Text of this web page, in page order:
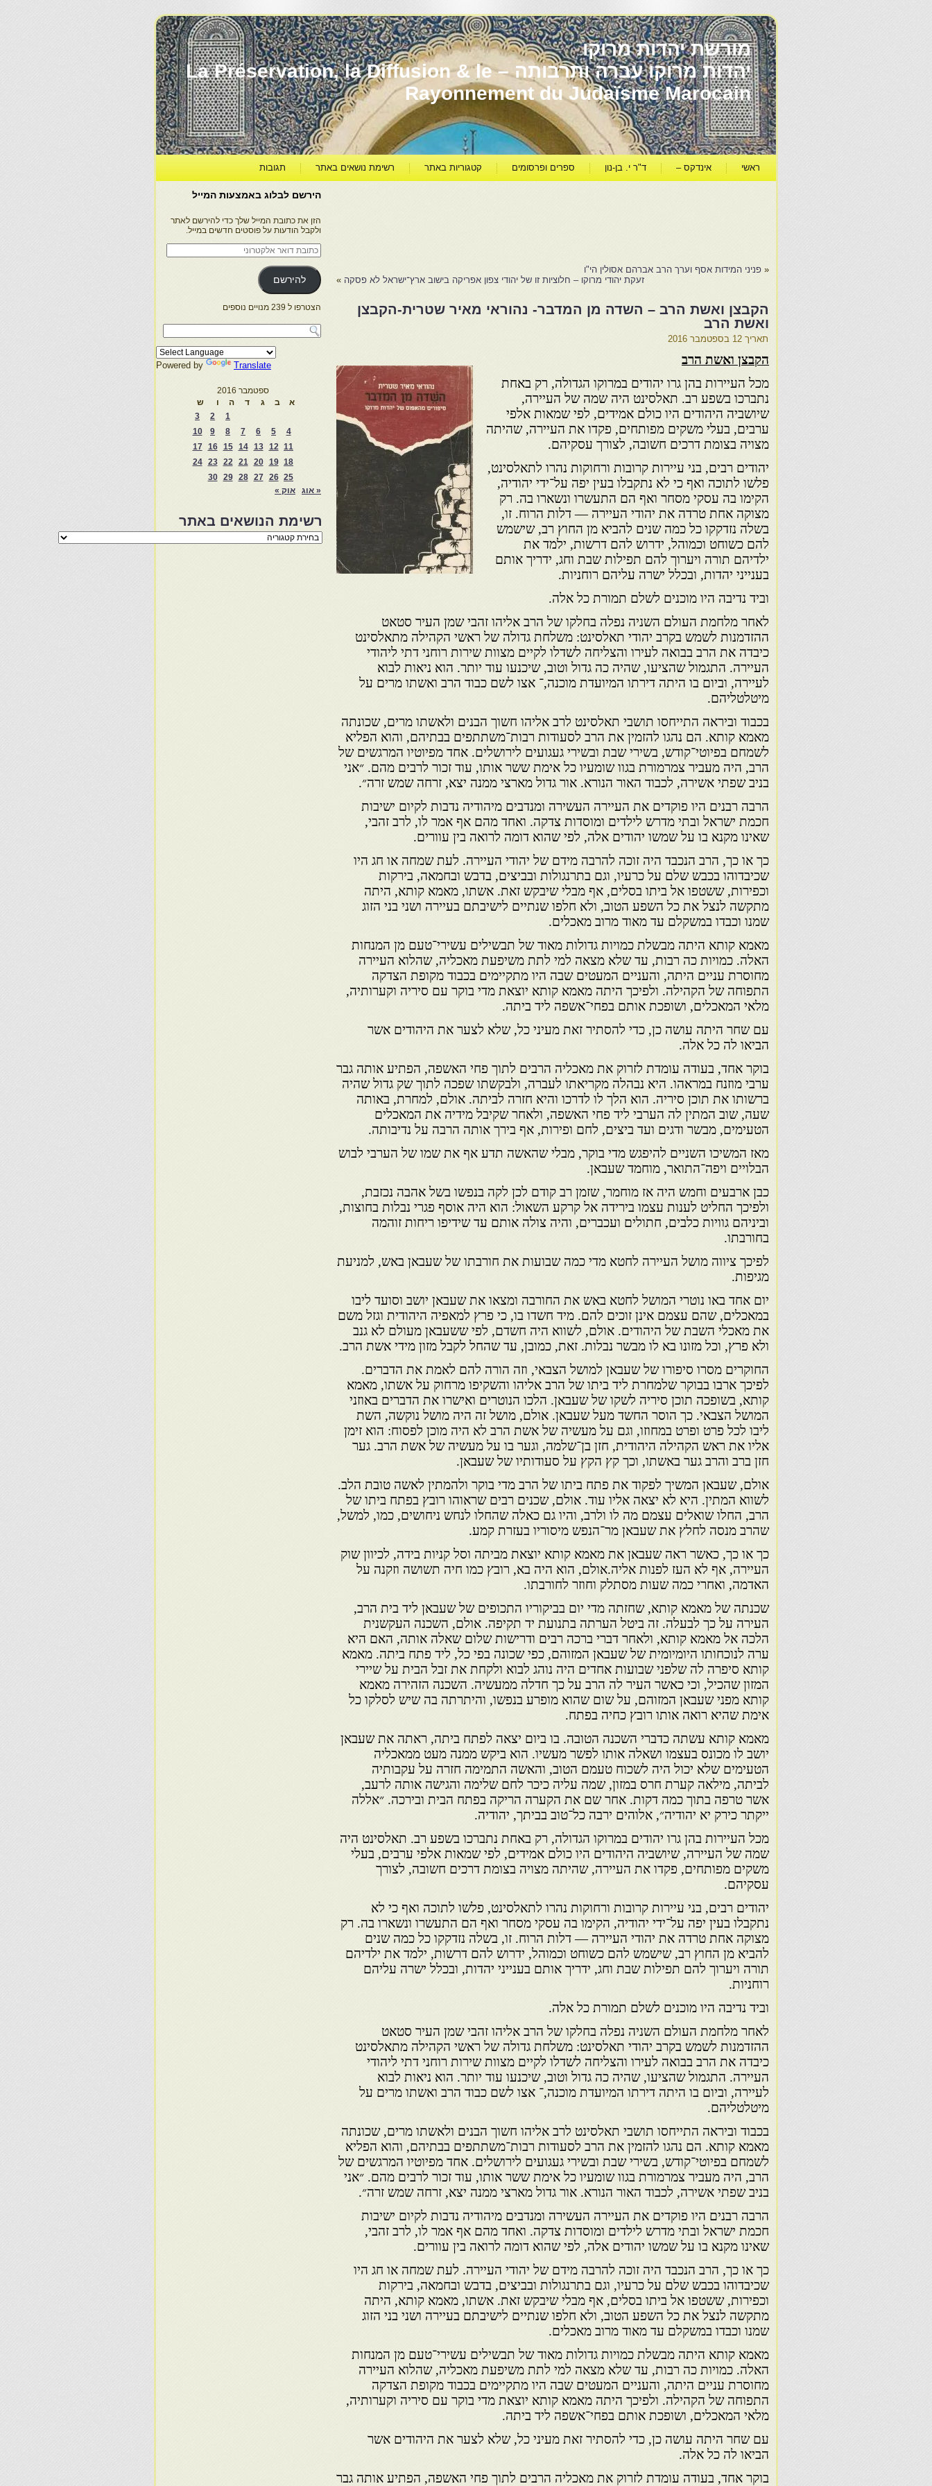
מורשת יהדות מרוקו
יהדות מרוקו עברה ותרבותה – La Préservation, la Diffusion & le
Rayonnement du Judaïsme Marocain
ראשי אינדקס – ד"ר י. בן-נון ספרים ופרסומים קטגוריות באתר רשימת נושאים באתר תגובות
« פניני המידות אסף וערך הרב אברהם אסולין הי"ו
זעקת יהודי מרוקו – חלוציות זו של יהודי צפון אפריקה בישוב ארץ־ישראל לא פסקה »
הקבצן ואשת הרב – השדה מן המדבר- נהוראי מאיר שטרית-הקבצן
ואשת הרב
תאריך 12 בספטמבר 2016
הקבצן ואשת הרב
מכל העיירות בהן גרו יהודים במרוקו הגדולה, רק באחת
נתברכו בשפע רב. תאלסינט היה שמה של העיירה,
שיושביה היהודים היו כולם אמידים, לפי שמאות אלפי
ערבים, בעלי משקים מפותחים, פקדו את העיירה, שהיתה
מצויה בצומת דרכים חשובה, לצורך עסקיהם.
יהודים רבים, בני עיירות קרובות ורחוקות נהרו לתאלסינט,
פלשו לתוכה ואף כי לא נתקבלו בעין יפה על־ידי יהודיה,
הקימו בה עסקי מסחר ואף הם התעשרו ונשארו בה. רק
מצוקה אחת טרדה את יהודי העיירה — דלות הרוח. זו,
בשלה נזדקקו כל כמה שנים להביא מן החוץ רב, שישמש
להם כשוחט וכמוהל, ידרוש להם דרשות, ילמד את
ילדיהם תורה ויערוך להם תפילות שבת וחג, ידריך אותם
בענייני יהדות, ובכלל ישרה עליהם רוחניות.
וביד נדיבה היו מוכנים לשלם תמורת כל אלה.
לאחר מלחמת העולם השניה נפלה בחלקו של הרב אליהו זהבי שמן העיר סטאט
ההזדמנות לשמש בקרב יהודי תאלסינט: משלחת גדולה של ראשי הקהילה מתאלסינט
כיבדה את הרב בבואה לעירו והצליחה לשדלו לקיים מצוות שירות רוחני דתי ליהודי
העיירה. התגמול שהציעו, שהיה כה גדול וטוב, שיכנעו עוד יותר. הוא ניאות לבוא
לעיירה, וביום בו היתה דירתו המיועדת מוכנה,־ אצו לשם כבוד הרב ואשתו מרים על
מיטלטליהם.
בכבוד וביראה התייחסו תושבי תאלסינט לרב אליהו חשוך הבנים ולאשתו מרים, שכונתה
מאמא קותא. הם נהגו להזמין את הרב לסעודות רבות־משתתפים בבתיהם, והוא הפליא
לשמחם בפיוטי־קודש, בשירי שבת ובשירי געגועים לירושלים. אחד מפיוטיו המרגשים של
הרב, היה מעביר צמרמורת בגוו שומעיו כל אימת ששר אותו, עוד זכור לרבים מהם. ״אני
בניב שפתי אשירה, לכבוד האור הנורא. אור גדול מארצי ממנה יצא, זרחה שמש זרה״.
הרבה רבנים היו פוקדים את העיירה העשירה ומנדבים מיהודיה נדבות לקיום ישיבות
חכמת ישראל ובתי מדרש לילדים ומוסדות צדקה. ואחד מהם אף אמר לו, לרב זהבי,
שאינו מקנא בו על שמשו יהודים אלה, לפי שהוא דומה לרואה בין עוורים.
כך או כך, הרב הנכבד היה זוכה להרבה מידם של יהודי העיירה. לעת שמחה או חג היו
שכיבדוהו בכבש שלם על כרעיו, וגם בתרנגולות ובביצים, בדבש ובחמאה, בירקות
וכפירות, ששטפו אל ביתו בסלים, אף מבלי שיבקש זאת. אשתו, מאמא קותא, היתה
מתקשה לנצל את כל השפע הטוב, ולא חלפו שנתיים לישיבתם בעיירה ושני בני הזוג
שמנו וכבדו במשקלם עד מאוד מרוב מאכלים.
מאמא קותא היתה מבשלת כמויות גדולות מאוד של תבשילים עשירי־טעם מן המנחות
האלה. כמויות כה רבות, עד שלא מצאה למי לתת משיפעת מאכליה, שהלוא העיירה
מחוסרת עניים היתה, והעניים המעטים שבה היו מתקיימים בכבוד מקופת הצדקה
התפוחה של הקהילה. ולפיכך היתה מאמא קותא יוצאת מדי בוקר עם סיריה וקערותיה,
מלאי המאכלים, ושופכת אותם בפחי־אשפה ליד ביתה.
עם שחר היתה עושה כן, כדי להסתיר זאת מעיני כל, שלא לצער את היהודים אשר
הביאו לה כל אלה.
בוקר אחד, בעודה עומדת לזרוק את מאכליה הרבים לתוך פחי האשפה, הפתיע אותה גבר
ערבי מוזנח במראהו. היא נבהלה מקריאתו לעברה, ולבקשתו שפכה לתוך שק גדול שהיה
ברשותו את תוכן סיריה. הוא הלך לו לדרכו והיא חזרה לביתה. אולם, למחרת, באותה
שעה, שוב המתין לה הערבי ליד פחי האשפה, ולאחר שקיבל מידיה את המאכלים
הטעימים, מבשר ודגים ועד ביצים, לחם ופירות, אף בירך אותה הרבה על נדיבותה.
מאז המשיכו השניים להיפגש מדי בוקר, מבלי שהאשה תדע אף את שמו של הערבי לבוש
הבלויים ויפה־התואר, מוחמד שעבאן.
כבן ארבעים וחמש היה אז מוחמר, שזמן רב קודם לכן לקה בנפשו בשל אהבה נכזבת,
ולפיכך החליט לענות עצמו בירידה אל קרקע השאול: הוא היה אוסף פגרי נבלות בחוצות,
וביניהם גוויות כלבים, חתולים ועכברים, והיה צולה אותם עד שידיפו ריחות זוהמה
בחורבתו.
לפיכך ציווה מושל העיירה לחטא מדי כמה שבועות את חורבתו של שעבאן באש, למניעת
מגיפות.
יום אחד באו נוטרי המושל לחטא באש את החורבה ומצאו את שעבאן יושב וסועד ליבו
במאכלים, שהם עצמם אינן זוכים להם. מיד חשדו בו, כי פרץ למאפיה היהודית וגזל משם
את מאכלי השבת של היהודים. אולם, לשווא היה חשדם, לפי ששעבאן מעולם לא גנב
ולא פרץ, וכל מזונו בא לו מבשר נבלות. זאת, כמובן, עד שהחל לקבל מזון מידי אשת הרב.
החוקרים מסרו סיפורו של שעבאן למושל הצבאי, וזה הורה להם לאמת את הדברים.
לפיכך ארבו בבוקר שלמחרת ליד ביתו של הרב אליהו והשקיפו מרחוק על אשתו, מאמא
קותא, בשופכה תוכן סיריה לשקו של שעבאן. הלכו הנוטרים ואישרו את הדברים באוזני
המושל הצבאי. כך הוסר החשד מעל שעבאן. אולם, מושל זה היה מושל נוקשה, השת
ליבו לכל פרט ופרט במחוזו, וגם על מעשיה של אשת הרב לא היה מוכן לפסוח: הוא זימן
אליו את ראש הקהילה היהודית, חזן בן־שלמה, וגער בו על מעשיה של אשת הרב. גער
חזן ברב והרב גער באשתו, וכך קץ הקץ על סעודותיו של שעבאן.
אולם, שעבאן המשיך לפקוד את פתח ביתו של הרב מדי בוקר ולהמתין לאשה טובת הלב.
לשווא המתין. היא לא יצאה אליו עוד. אולם, שכנים רבים שראוהו רובץ בפתח ביתו של
הרב, החלו שואלים עצמם מה לו ולרב, והיו גם כאלה שהחלו לנחש ניחושים, כמו, למשל,
שהרב מנסה לחלץ את שעבאן מר־הנפש מיסוריו בעזרת קמע.
כך או כך, כאשר ראה שעבאן את מאמא קותא יוצאת מביתה וסל קניות בידה, לכיוון שוק
העיירה, אף לא העז לפנות אליה.אולם, הוא היה בא, רובץ כמו חיה תשושה וזקנה על
האדמה, ואחרי כמה שעות מסתלק וחוזר לחורבתו.
שכנתה של מאמא קותא, שחזתה מדי יום בביקוריו התכופים של שעבאן ליד בית הרב,
העירה על כך לבעלה. זה ביטל הערתה בתנועת יד תקיפה. אולם, השכנה העקשנית
הלכה אל מאמא קותא, ולאחר דברי ברכה רבים ודרישות שלום שאלה אותה, האם היא
ערה לנוכחותו היומיומית של שעבאן המזוהם, כפי שכונה בפי כל, ליד פתח ביתה. מאמא
קותא סיפרה לה שלפני שבועות אחדים היה נוהג לבוא ולקחת את זבל הבית על שיירי
המזון שהכיל, וכי כאשר העיר לה הרב על כך חדלה ממעשיה. השכנה הזהירה מאמא
קותא מפני שעבאן המזוהם, על שום שהוא מופרע בנפשו, והיתרתה בה שיש לסלקו כל
אימת שהיא רואה אותו רובץ כחיה בפתח.
מאמא קותא עשתה כדברי השכנה הטובה. בו ביום יצאה לפתח ביתה, ראתה את שעבאן
יושב לו מכונס בעצמו ושאלה אותו לפשר מעשיו. הוא ביקש ממנה מעט ממאכליה
הטעימים שלא יכול היה לשכוח טעמם הטוב, והאשה התמימה חזרה על עקבותיה
לביתה, מילאה קערת חרס במזון, שמה עליה כיכר לחם שלימה והגישה אותה לרעב,
אשר טרפה בתוך כמה דקות. אחר שם את הקערה הריקה בפתח הבית ובירכה. ״אללה
ייקתר כירק יא יהודיה״, אלוהים ירבה כל־טוב בביתך, יהודיה.
מכל העיירות בהן גרו יהודים במרוקו הגדולה, רק באחת נתברכו בשפע רב. תאלסינט היה
שמה של העיירה, שיושביה היהודים היו כולם אמידים, לפי שמאות אלפי ערבים, בעלי
משקים מפותחים, פקדו את העיירה, שהיתה מצויה בצומת דרכים חשובה, לצורך
עסקיהם.
יהודים רבים, בני עיירות קרובות ורחוקות נהרו לתאלסינט, פלשו לתוכה ואף כי לא
נתקבלו בעין יפה על־ידי יהודיה, הקימו בה עסקי מסחר ואף הם התעשרו ונשארו בה. רק
מצוקה אחת טרדה את יהודי העיירה — דלות הרוח. זו, בשלה נזדקקו כל כמה שנים
להביא מן החוץ רב, שישמש להם כשוחט וכמוהל, ידרוש להם דרשות, ילמד את ילדיהם
תורה ויערוך להם תפילות שבת וחג, ידריך אותם בענייני יהדות, ובכלל ישרה עליהם
רוחניות.
וביד נדיבה היו מוכנים לשלם תמורת כל אלה.
לאחר מלחמת העולם השניה נפלה בחלקו של הרב אליהו זהבי שמן העיר סטאט
ההזדמנות לשמש בקרב יהודי תאלסינט: משלחת גדולה של ראשי הקהילה מתאלסינט
כיבדה את הרב בבואה לעירו והצליחה לשדלו לקיים מצוות שירות רוחני דתי ליהודי
העיירה. התגמול שהציעו, שהיה כה גדול וטוב, שיכנעו עוד יותר. הוא ניאות לבוא
לעיירה, וביום בו היתה דירתו המיועדת מוכנה,־ אצו לשם כבוד הרב ואשתו מרים על
מיטלטליהם.
בכבוד וביראה התייחסו תושבי תאלסינט לרב אליהו חשוך הבנים ולאשתו מרים, שכונתה
מאמא קותא. הם נהגו להזמין את הרב לסעודות רבות־משתתפים בבתיהם, והוא הפליא
לשמחם בפיוטי־קודש, בשירי שבת ובשירי געגועים לירושלים. אחד מפיוטיו המרגשים של
הרב, היה מעביר צמרמורת בגוו שומעיו כל אימת ששר אותו, עוד זכור לרבים מהם. ״אני
בניב שפתי אשירה, לכבוד האור הנורא. אור גדול מארצי ממנה יצא, זרחה שמש זרה״.
הרבה רבנים היו פוקדים את העיירה העשירה ומנדבים מיהודיה נדבות לקיום ישיבות
חכמת ישראל ובתי מדרש לילדים ומוסדות צדקה. ואחד מהם אף אמר לו, לרב זהבי,
שאינו מקנא בו על שמשו יהודים אלה, לפי שהוא דומה לרואה בין עוורים.
כך או כך, הרב הנכבד היה זוכה להרבה מידם של יהודי העיירה. לעת שמחה או חג היו
שכיבדוהו בכבש שלם על כרעיו, וגם בתרנגולות ובביצים, בדבש ובחמאה, בירקות
וכפירות, ששטפו אל ביתו בסלים, אף מבלי שיבקש זאת. אשתו, מאמא קותא, היתה
מתקשה לנצל את כל השפע הטוב, ולא חלפו שנתיים לישיבתם בעיירה ושני בני הזוג
שמנו וכבדו במשקלם עד מאוד מרוב מאכלים.
מאמא קותא היתה מבשלת כמויות גדולות מאוד של תבשילים עשירי־טעם מן המנחות
האלה. כמויות כה רבות, עד שלא מצאה למי לתת משיפעת מאכליה, שהלוא העיירה
מחוסרת עניים היתה, והעניים המעטים שבה היו מתקיימים בכבוד מקופת הצדקה
התפוחה של הקהילה. ולפיכך היתה מאמא קותא יוצאת מדי בוקר עם סיריה וקערותיה,
מלאי המאכלים, ושופכת אותם בפחי־אשפה ליד ביתה.
עם שחר היתה עושה כן, כדי להסתיר זאת מעיני כל, שלא לצער את היהודים אשר
הביאו לה כל אלה.
בוקר אחד, בעודה עומדת לזרוק את מאכליה הרבים לתוך פחי האשפה, הפתיע אותה גבר
הירשם לבלוג באמצעות המייל
הזן את כתובת המייל שלך כדי להירשם לאתר
ולקבל הודעות על פוסטים חדשים במייל.
כתובת
דואר
אלקטרוני
להירשם
הצטרפו ל 239 מנויים נוספים
Powered by Translate
ספטמבר 2016
א
ב ג ד ה ו
ש
1
2
3
4
5
6
7
8
9
10
11
12
13
14
15
16
17
18
19
20
21
22
23
24
25
26
27
28
29
30
« אוג
אוק »
רשימת הנושאים באתר
רשימת
הנושאים